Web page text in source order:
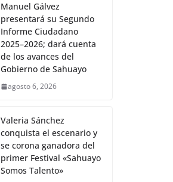
Manuel Gálvez
presentará su Segundo
Informe Ciudadano
2025–2026; dará cuenta
de los avances del
Gobierno de Sahuayo
agosto 6, 2026
Valeria Sánchez
conquista el escenario y
se corona ganadora del
primer Festival «Sahuayo
Somos Talento»